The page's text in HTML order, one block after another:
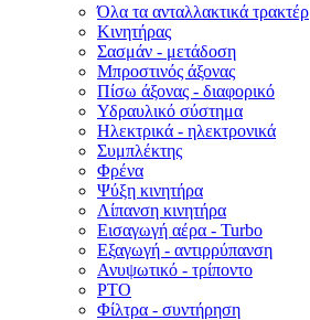
Όλα τα ανταλλακτικά τρακτέρ
Κινητήρας
Σασμάν - μετάδοση
Μπροστινός άξονας
Πίσω άξονας - διαφορικό
Υδραυλικό σύστημα
Ηλεκτρικά - ηλεκτρονικά
Συμπλέκτης
Φρένα
Ψύξη κινητήρα
Λίπανση κινητήρα
Εισαγωγή αέρα - Turbo
Εξαγωγή - αντιρρύπανση
Ανυψωτικό - τρίποντο
PTO
Φίλτρα - συντήρηση